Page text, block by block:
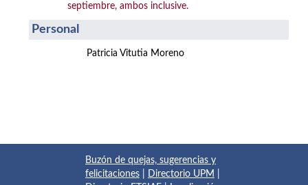
septiembre, ambos inclusive.
Personal
Patricia Vitutia Moreno
Buzón de quejas, sugerencias y
felicitaciones
Directorio UPM